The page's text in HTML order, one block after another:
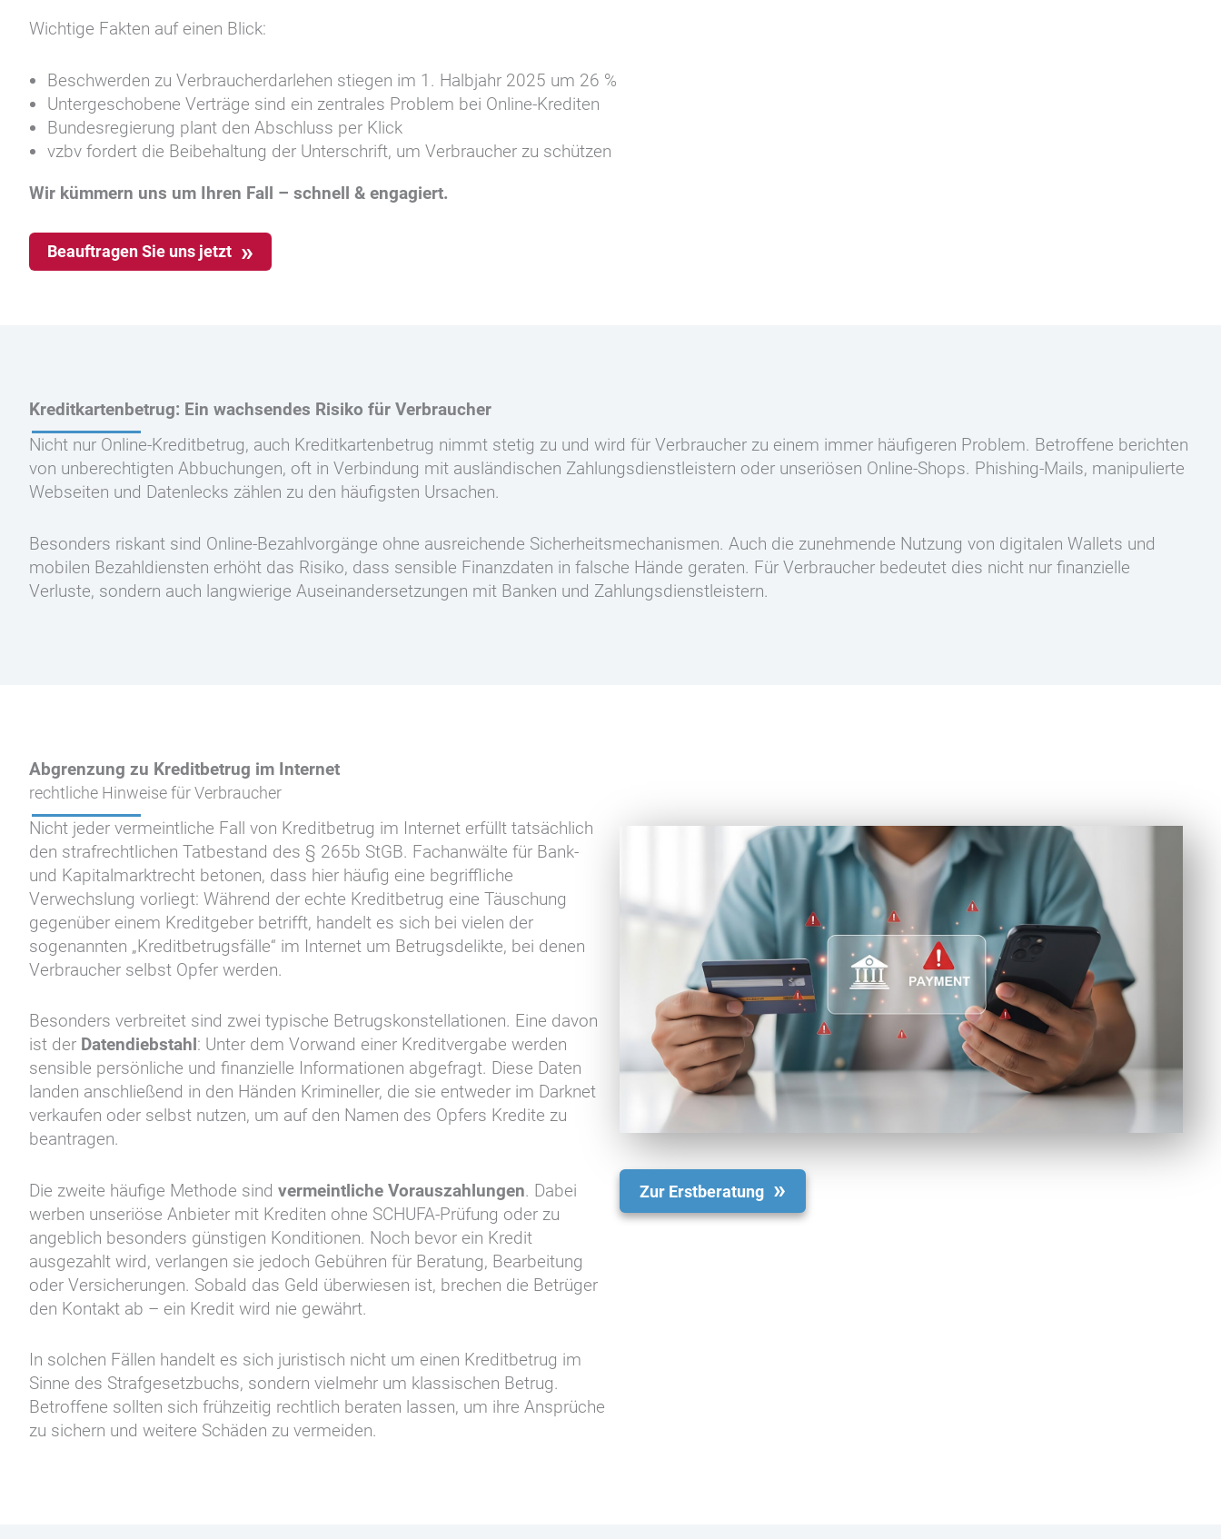
Wichtige Fakten auf einen Blick:
Beschwerden zu Verbraucherdarlehen stiegen im 1. Halbjahr 2025 um 26 %
Untergeschobene Verträge sind ein zentrales Problem bei Online-Krediten
Bundesregierung plant den Abschluss per Klick
vzbv fordert die Beibehaltung der Unterschrift, um Verbraucher zu schützen
Wir kümmern uns um Ihren Fall – schnell & engagiert.
Beauftragen Sie uns jetzt
Kreditkartenbetrug: Ein wachsendes Risiko für Verbraucher
Nicht nur Online-Kreditbetrug, auch Kreditkartenbetrug nimmt stetig zu und wird für Verbraucher zu einem immer häufigeren Problem. Betroffene berichten
von unberechtigten Abbuchungen, oft in Verbindung mit ausländischen Zahlungsdienstleistern oder unseriösen Online-Shops. Phishing-Mails, manipulierte
Webseiten und Datenlecks zählen zu den häufigsten Ursachen.
Besonders riskant sind Online-Bezahlvorgänge ohne ausreichende Sicherheitsmechanismen. Auch die zunehmende Nutzung von digitalen Wallets und
mobilen Bezahldiensten erhöht das Risiko, dass sensible Finanzdaten in falsche Hände geraten. Für Verbraucher bedeutet dies nicht nur finanzielle
Verluste, sondern auch langwierige Auseinandersetzungen mit Banken und Zahlungsdienstleistern.
Abgrenzung zu Kreditbetrug im Internet
rechtliche Hinweise für Verbraucher
Nicht jeder vermeintliche Fall von Kreditbetrug im Internet erfüllt tatsächlich
den strafrechtlichen Tatbestand des § 265b StGB. Fachanwälte für Bank-
und Kapitalmarktrecht betonen, dass hier häufig eine begriffliche
Verwechslung vorliegt: Während der echte Kreditbetrug eine Täuschung
gegenüber einem Kreditgeber betrifft, handelt es sich bei vielen der
sogenannten „Kreditbetrugsfälle“ im Internet um Betrugsdelikte, bei denen
Verbraucher selbst Opfer werden.
Besonders verbreitet sind zwei typische Betrugskonstellationen. Eine davon
ist der Datendiebstahl: Unter dem Vorwand einer Kreditvergabe werden
sensible persönliche und finanzielle Informationen abgefragt. Diese Daten
landen anschließend in den Händen Krimineller, die sie entweder im Darknet
verkaufen oder selbst nutzen, um auf den Namen des Opfers Kredite zu
beantragen.
Die zweite häufige Methode sind vermeintliche Vorauszahlungen. Dabei
werben unseriöse Anbieter mit Krediten ohne SCHUFA-Prüfung oder zu
angeblich besonders günstigen Konditionen. Noch bevor ein Kredit
ausgezahlt wird, verlangen sie jedoch Gebühren für Beratung, Bearbeitung
oder Versicherungen. Sobald das Geld überwiesen ist, brechen die Betrüger
den Kontakt ab – ein Kredit wird nie gewährt.
In solchen Fällen handelt es sich juristisch nicht um einen Kreditbetrug im
Sinne des Strafgesetzbuchs, sondern vielmehr um klassischen Betrug.
Betroffene sollten sich frühzeitig rechtlich beraten lassen, um ihre Ansprüche
zu sichern und weitere Schäden zu vermeiden.
Zur Erstberatung